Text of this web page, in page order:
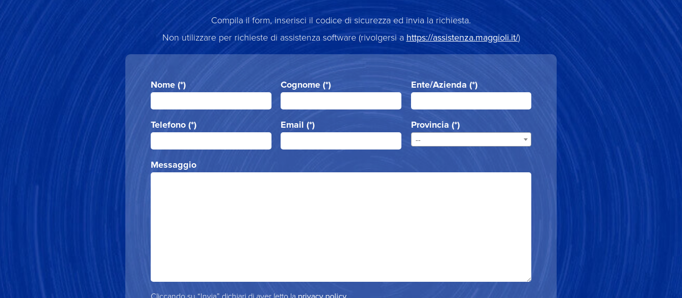
Compila il form, inserisci il codice di sicurezza ed invia la richiesta.
Non utilizzare per richieste di assistenza software (rivolgersi a https://assistenza.maggioli.it/)
Nome (*) Cognome (*) Ente/Azienda (*)
Telefono (*) Email (*) Provincia (*)
--
Messaggio